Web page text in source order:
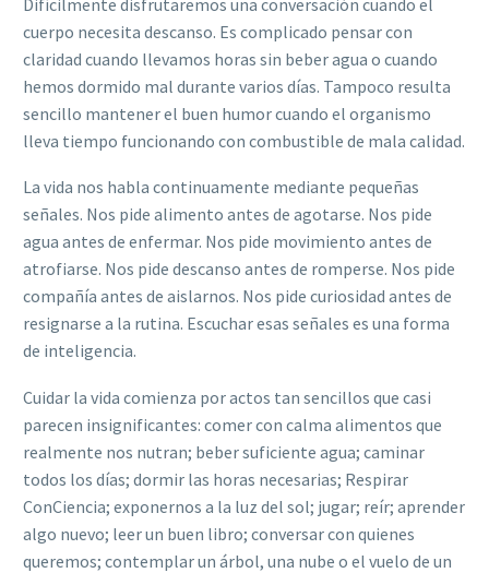
cuerpo necesita descanso. Es complicado pensar con
claridad cuando llevamos horas sin beber agua o cuando
hemos dormido mal durante varios días. Tampoco resulta
sencillo mantener el buen humor cuando el organismo
lleva tiempo funcionando con combustible de mala calidad.
La vida nos habla continuamente mediante pequeñas
señales. Nos pide alimento antes de agotarse. Nos pide
agua antes de enfermar. Nos pide movimiento antes de
atrofiarse. Nos pide descanso antes de romperse. Nos pide
compañía antes de aislarnos. Nos pide curiosidad antes de
resignarse a la rutina. Escuchar esas señales es una forma
de inteligencia.
Cuidar la vida comienza por actos tan sencillos que casi
parecen insignificantes: comer con calma alimentos que
realmente nos nutran; beber suficiente agua; caminar
todos los días; dormir las horas necesarias; Respirar
ConCiencia; exponernos a la luz del sol; jugar; reír; aprender
algo nuevo; leer un buen libro; conversar con quienes
queremos; contemplar un árbol, una nube o el vuelo de un